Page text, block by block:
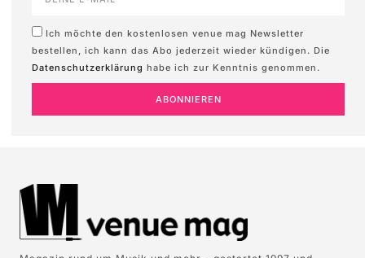
Ich möchte den kostenlosen venue mag Newsletter
bestellen, ich kann das Abo jederzeit wieder kündigen. Die
Datenschutzerklärung habe ich zur Kenntnis genommen.
ABONNIEREN